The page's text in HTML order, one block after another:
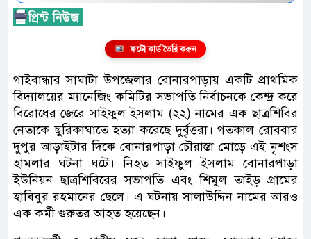
ফটো কার্ড তৈরি করুন
গাইবান্ধার সাঘাটা উপজেলার বোনারপাড়ায় একটি প্রাথমিক
বিদ্যালয়ের ম্যানেজিং কমিটির সভাপতি নির্বাচনকে কেন্দ্র করে
বিরোধের জেরে সাইফুল ইসলাম (২২) নামের এক ছাত্রশিবির
নেতাকে ছুরিকাঘাতে হত্যা করেছে দুর্বৃত্তরা। গতকাল রোববার
দুপুর আড়াইটার দিকে বোনারপাড়া চৌরাস্তা মোড়ে এই নৃশংস
হামলার ঘটনা ঘটে। নিহত সাইফুল ইসলাম বোনারপাড়া
ইউনিয়ন ছাত্রশিবিরের সভাপতি এবং শিমুল তাইড় গ্রামের
হাবিবুর রহমানের ছেলে। এ ঘটনায় সালাউদ্দিন নামের আরও
এক কর্মী গুরুতর আহত হয়েছেন।